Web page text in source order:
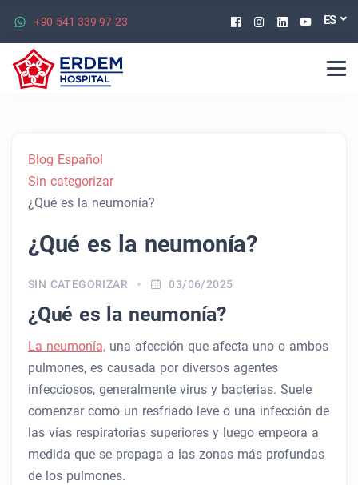
+90 541 339 97 23 Facebook
Instagram
Linkedin
ES
Blog Español
Sin categorizar
¿Qué es la neumonía?
¿Qué es la neumonía?
SIN CATEGORIZAR 03/06/2025
¿Qué es la neumonía?
La neumonía, una afección que afecta uno o ambos
pulmones, es causada por diversos agentes
infecciosos, generalmente virus y bacterias. Suele
comenzar como un resfriado leve o una infección de
las vías respiratorias superiores y luego empeora a
medida que se propaga a las zonas más profundas
de los pulmones.